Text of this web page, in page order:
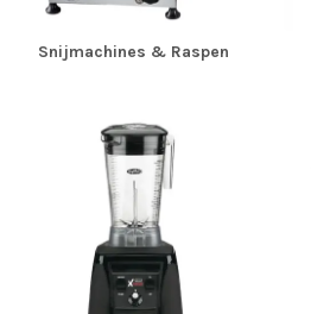
Snijmachines & Raspen